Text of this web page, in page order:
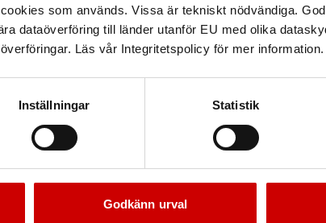
som används. Vissa är tekniskt nödvändiga.
dataöverföring till länder utanför EU med olika
Läs vår Integritetspolicy för mer information.
Inställningar Statistik
Godkänn urval